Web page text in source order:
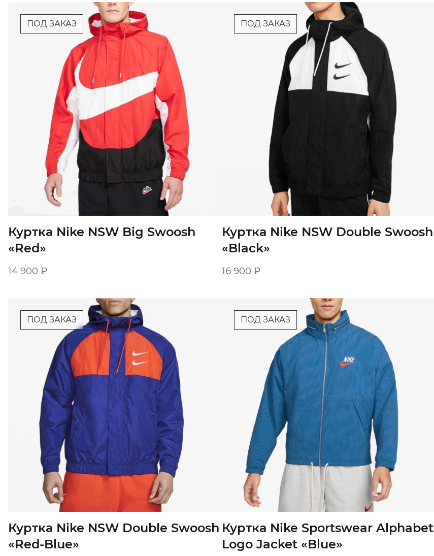
ПОД ЗАКАЗ
Куртка Nike NSW Big Swoosh
«Red»
14 900 ₽
ПОД ЗАКАЗ
Куртка Nike NSW Double Swoosh
«Black»
16 900₽
ПОД ЗАКАЗ
Куртка Nike NSW Double Swoosh
«Red-Blue»
ПОД ЗАКАЗ
Куртка Nike Sportswear Alphabet
Logo Jacket «Blue»